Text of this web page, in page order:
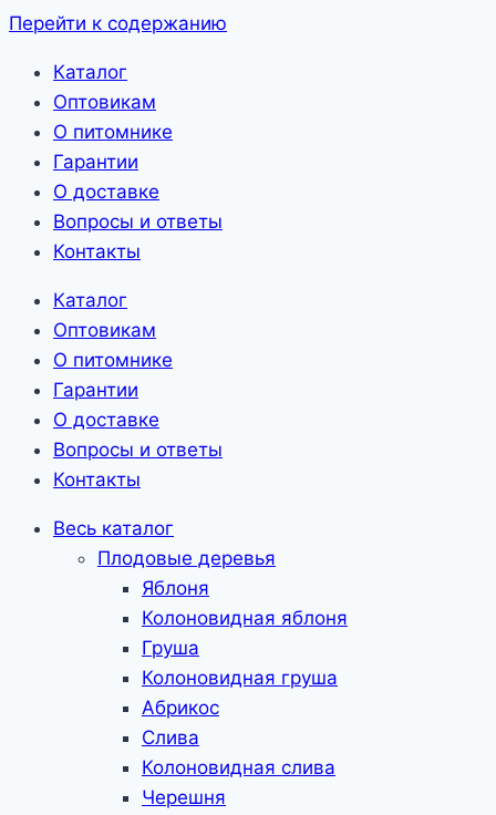
Перейти к содержанию
Каталог
Оптовикам
О питомнике
Гарантии
О доставке
Вопросы и ответы
Контакты
Каталог
Оптовикам
О питомнике
Гарантии
О доставке
Вопросы и ответы
Контакты
Весь каталог
Плодовые деревья
Яблоня
Колоновидная яблоня
Груша
Колоновидная груша
Абрикос
Слива
Колоновидная слива
Черешня